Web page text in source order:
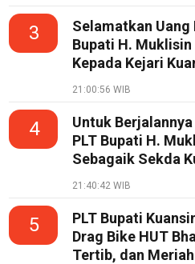
3
Selamatkan
Bupati H.
Kepada Kejari
21:00:56 WIB
4
Untuk
PLT Bupati H.
Sebagaik Sekda
21:40:42 WIB
5
PLT Bupati
Drag Bike HUT
Tertib, dan Meriah